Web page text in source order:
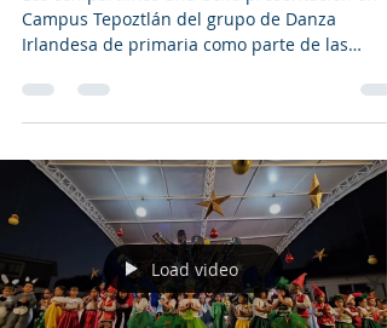
16 dic 2024
1 min de lectura
Presentación After School
Les compartimos una bella presentación en
Campus Tepoztlán del grupo de Danza
actividades After...